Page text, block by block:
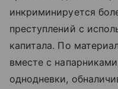
инкриминируется
преступлений с
капитала. По
вместе с
однодневки,